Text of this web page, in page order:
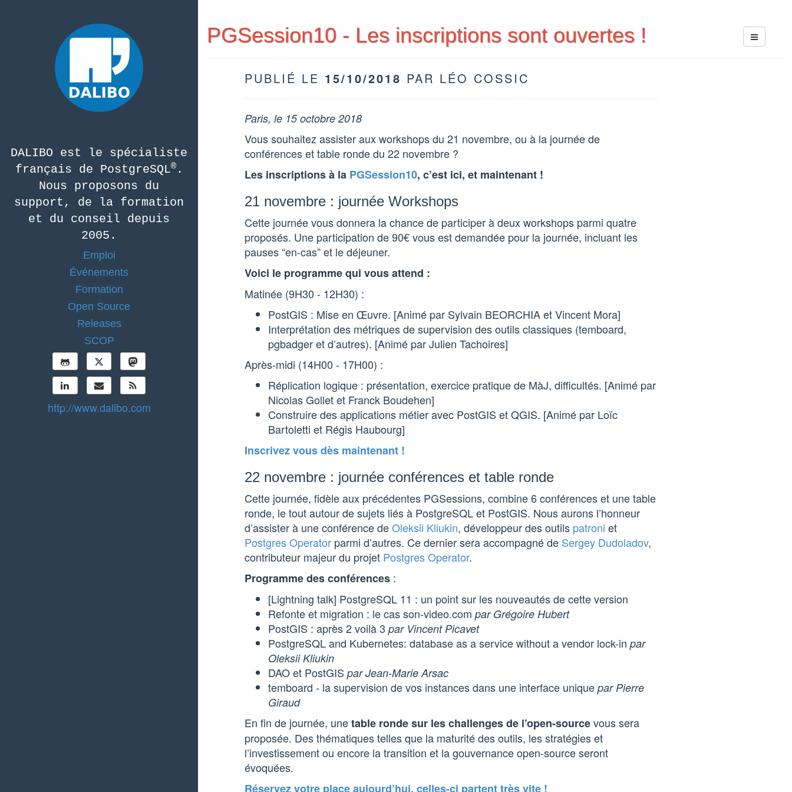
DALIBO est le spécialiste
français de PostgreSQL®.
Nous proposons du
support, de la formation
et du conseil depuis
2005.
Emploi
Événements
Formation
Open Source
Releases
SCOP
http://www.dalibo.com
PGSession10 - Les inscriptions sont ouvertes !
PUBLIÉ LE 15/10/2018 PAR LÉO COSSIC
Paris, le 15 octobre 2018
Vous souhaitez assister aux workshops du 21 novembre, ou à la journée de
conférences et table ronde du 22 novembre ?
Les inscriptions à la PGSession10, c’est ici, et maintenant !
21 novembre : journée Workshops
Cette journée vous donnera la chance de participer à deux workshops parmi quatre
proposés. Une participation de 90€ vous est demandée pour la journée, incluant les
pauses “en-cas” et le déjeuner.
Voici le programme qui vous attend :
Matinée (9H30 - 12H30) :
PostGIS : Mise en Œuvre. [Animé par Sylvain BEORCHIA et Vincent Mora]
Interprétation des métriques de supervision des outils classiques (temboard,
pgbadger et d’autres). [Animé par Julien Tachoires]
Après-midi (14H00 - 17H00) :
Réplication logique : présentation, exercice pratique de MàJ, difficultés. [Animé par
Nicolas Gollet et Franck Boudehen]
Construire des applications métier avec PostGIS et QGIS. [Animé par Loïc
Bartoletti et Régis Haubourg]
Inscrivez vous dès maintenant !
22 novembre : journée conférences et table ronde
Cette journée, fidèle aux précédentes PGSessions, combine 6 conférences et une table
ronde, le tout autour de sujets liés à PostgreSQL et PostGIS. Nous aurons l’honneur
d’assister à une conférence deOleksii Kliukin, développeur des outils patroni et
Postgres Operatorparmi d’autres. Ce dernier sera accompagné de Sergey Dudoladov,
contributeur majeur du projet Postgres Operator.
Programme des conférences:
[Lightning talk] PostgreSQL 11 : un point sur les nouveautés de cette version
Refonte et migration : le cas son-video.com par Grégoire Hubert
PostGIS : après 2 voilà 3 par Vincent Picavet
PostgreSQL and Kubernetes: database as a service without a vendor lock-in par
Oleksii Kliukin
DAO et PostGIS par Jean-Marie Arsac
temboard - la supervision de vos instances dans une interface unique par Pierre
Giraud
En fin de journée, unetable ronde sur les challenges de l’open-sourcevous sera
proposée. Des thématiques telles que la maturité des outils, les stratégies et
l’investissement ou encore la transition et la gouvernance open-source seront
évoquées.
Réservez votre place aujourd’hui, celles-ci partent très vite !